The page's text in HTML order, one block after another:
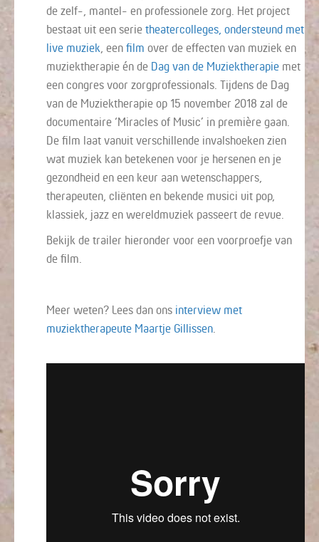
de zelf-, mantel- en professionele zorg. Het project
bestaat uit een serie theatercolleges, ondersteund met
live muziek , een film over de effecten van muziek en
muziektherapie én de Dag van de Muziektherapie met
een congres voor zorgprofessionals. Tijdens de Dag
van de Muziektherapie op 15 november 2018 zal de
documentaire ‘Miracles of Music’ in première gaan.
De film laat vanuit verschillende invalshoeken zien
wat muziek kan betekenen voor je hersenen en je
gezondheid en een keur aan wetenschappers,
therapeuten, cliënten en bekende musici uit pop,
klassiek, jazz en wereldmuziek passeert de revue.
Bekijk de trailer hieronder voor een voorproefje van
de film.
Meer weten? Lees dan ons interview met
muziektherapeute Maartje Gillissen